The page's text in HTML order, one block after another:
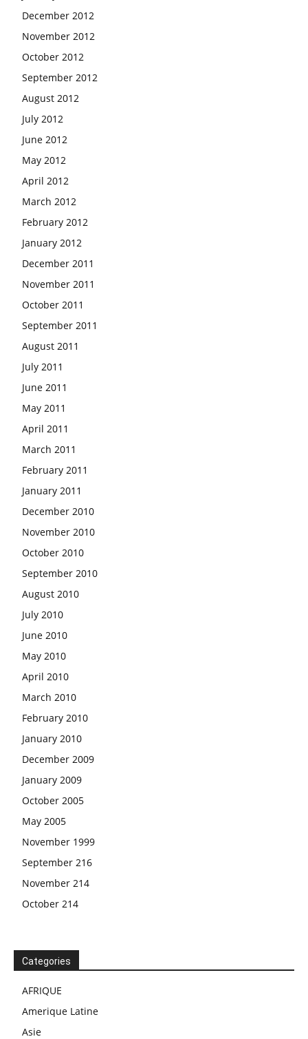
December 2012
November 2012
October 2012
September 2012
August 2012
July 2012
June 2012
May 2012
April 2012
March 2012
February 2012
January 2012
December 2011
November 2011
October 2011
September 2011
August 2011
July 2011
June 2011
May 2011
April 2011
March 2011
February 2011
January 2011
December 2010
November 2010
October 2010
September 2010
August 2010
July 2010
June 2010
May 2010
April 2010
March 2010
February 2010
January 2010
December 2009
January 2009
October 2005
May 2005
November 1999
September 216
November 214
October 214
Categories
AFRIQUE
Amerique Latine
Asie